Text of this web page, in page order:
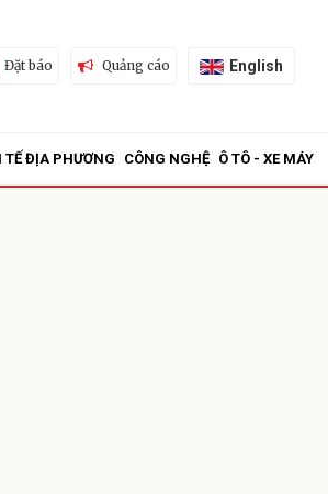
Đặt báo Quảng cáo English
TẾ ĐỊA PHƯƠNG CÔNG NGHỆ Ô TÔ - XE MÁY